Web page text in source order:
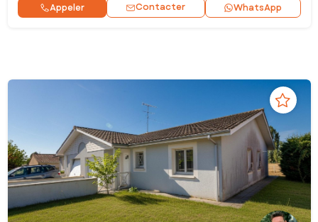
Appeler Contacter WhatsApp